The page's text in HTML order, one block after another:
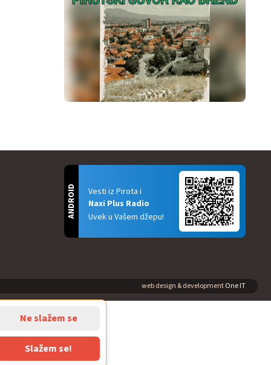
Vesti iz Pirota i
Naxi Plus Radio
Uvek u Vašem džepu!
ANDROID
web design & developmentOne IT
Ne slažem se
Slažem se!